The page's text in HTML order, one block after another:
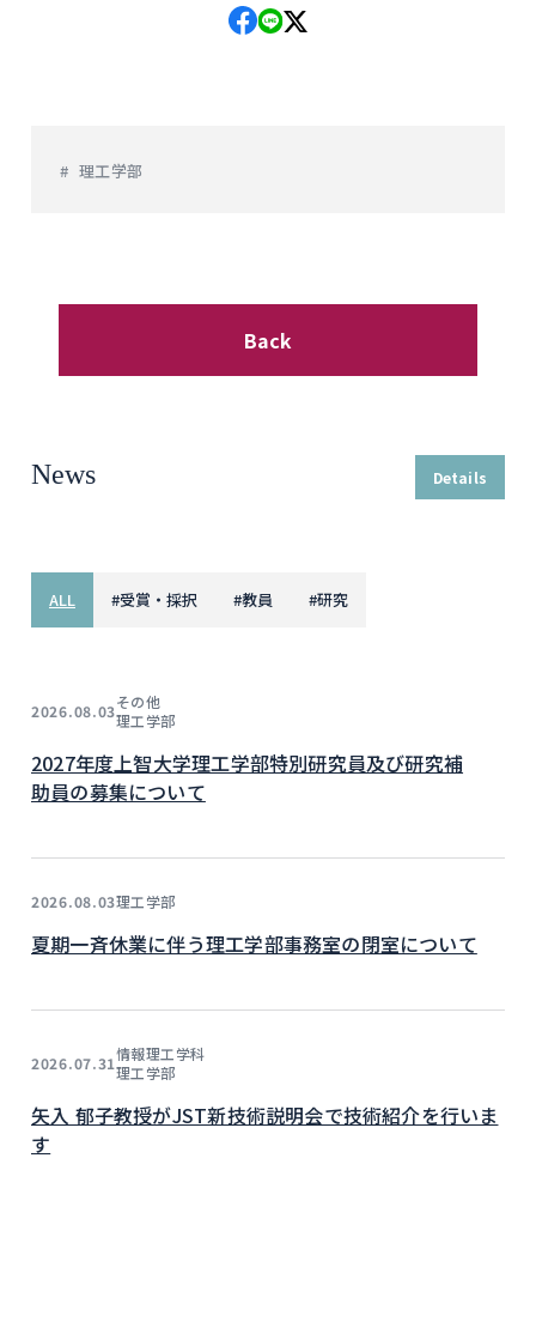
理工学部
Back
News Details
ALL #受賞・採択 #教員 #研究
2026.08.03その他
理工学部
2027年度上智大学理工学部特別研究員及び研究補
助員の募集について
2026.08.03理工学部
夏期一斉休業に伴う理工学部事務室の閉室について
2026.07.31情報理工学科
理工学部
矢入 郁子教授がJST新技術説明会で技術紹介を行いま
す